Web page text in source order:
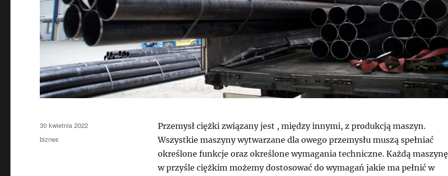
Przemysł ciężki związany jest , między innymi, z produkcją maszyn.
Wszystkie maszyny wytwarzane dla owego przemysłu muszą spełniać
określone funkcje oraz określone wymagania techniczne. Każdą maszynę
w przyśle ciężkim możemy dostosować do wymagań jakie ma pełnić w
Data
publikacji
30 kwietnia 2022
Kategorie
biznes